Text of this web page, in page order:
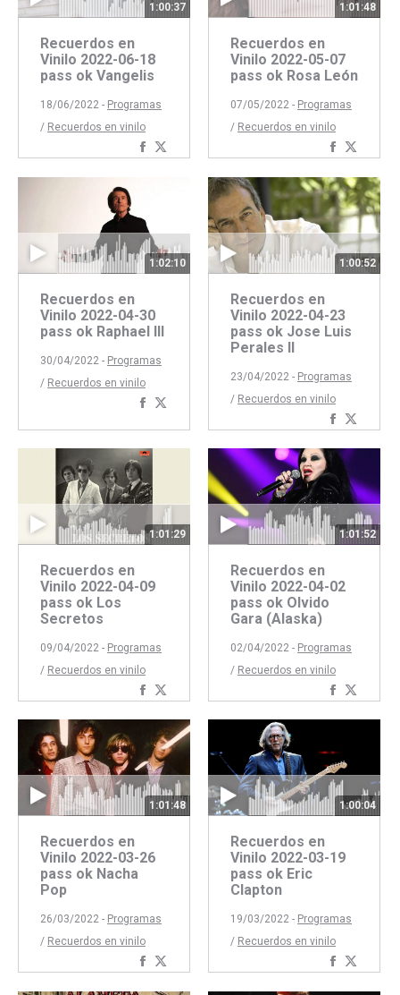
1:00:37
Recuerdos en
Vinilo 2022-06-18
pass ok Vangelis
18/06/2022 - Programas
/ Recuerdos en vinilo
Compartir
Facebook
Twitter
1:01:48
Recuerdos en
Vinilo 2022-05-07
pass ok Rosa León
07/05/2022 - Programas
/ Recuerdos en vinilo
Compartir
1:02:10
Recuerdos en
Vinilo 2022-04-30
pass ok Raphael III
30/04/2022 - Programas
/ Recuerdos en vinilo
Compartir
Facebook
Twitter
1:00:52
Recuerdos en
Vinilo 2022-04-23
pass ok Jose Luis
Perales II
23/04/2022 - Programas
/ Recuerdos en vinilo
Compartir
1:01:29
Recuerdos en
Vinilo 2022-04-09
pass ok Los
Secretos
09/04/2022 - Programas
/ Recuerdos en vinilo
Compartir
Facebook
Twitter
1:01:52
Recuerdos en
Vinilo 2022-04-02
pass ok Olvido
Gara (Alaska)
02/04/2022 - Programas
/ Recuerdos en vinilo
Compartir
1:01:48
Recuerdos en
Vinilo 2022-03-26
pass ok Nacha
Pop
26/03/2022 - Programas
/ Recuerdos en vinilo
Compartir
1:00:04
Recuerdos en
Vinilo 2022-03-19
pass ok Eric
Clapton
19/03/2022 - Programas
/ Recuerdos en vinilo
Compartir